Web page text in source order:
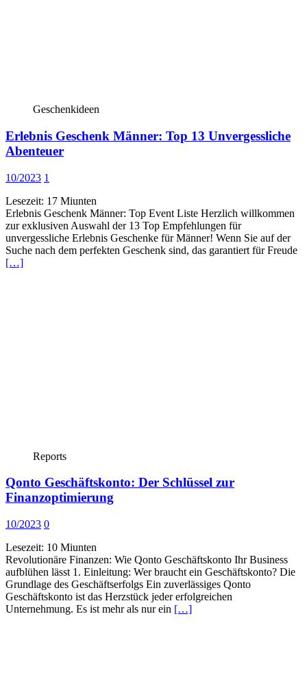
Geschenkideen
Erlebnis Geschenk Männer: Top 13 Unvergessliche
Abenteuer
10/2023 1
Lesezeit: 17 Miunten
Erlebnis Geschenk Männer: Top Event Liste Herzlich willkommen
zur exklusiven Auswahl der 13 Top Empfehlungen für
unvergessliche Erlebnis Geschenke für Männer! Wenn Sie auf der
Suche nach dem perfekten Geschenk sind, das garantiert für Freude
[…]
Reports
Qonto Geschäftskonto: Der Schlüssel zur
Finanzoptimierung
10/2023 0
Lesezeit: 10 Miunten
Revolutionäre Finanzen: Wie Qonto Geschäftskonto Ihr Business
aufblühen lässt 1. Einleitung: Wer braucht ein Geschäftskonto? Die
Grundlage des Geschäftserfolgs Ein zuverlässiges Qonto
Geschäftskonto ist das Herzstück jeder erfolgreichen
Unternehmung. Es ist mehr als nur ein […]